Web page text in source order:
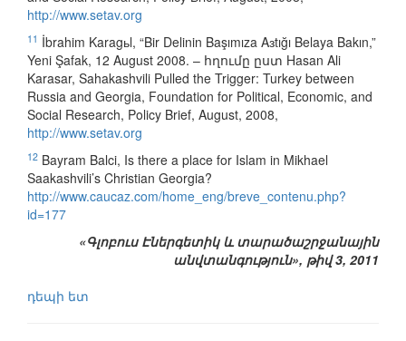
http://www.setav.org
11 İbrahim Karagьl, “Bir Delinin Başımıza Aзtığı Belaya Bakın,”
Yeni Şafak, 12 August 2008. – հղումը ըստ Hasan Ali
Karasar, Sahakashvili Pulled the Trigger: Turkey between
Russia and Georgia, Foundation for Political, Economic, and
Social Research, Policy Brief, August, 2008,
http://www.setav.org
12 Bayram Balci, Is there a place for Islam in Mikhael
Saakashvili’s Christian Georgia?
http://www.caucaz.com/home_eng/breve_contenu.php?
id=177
«Գլոբուս Էներգետիկ և տարածաշրջանային
անվտանգություն», թիվ 3, 2011
դեպի ետ